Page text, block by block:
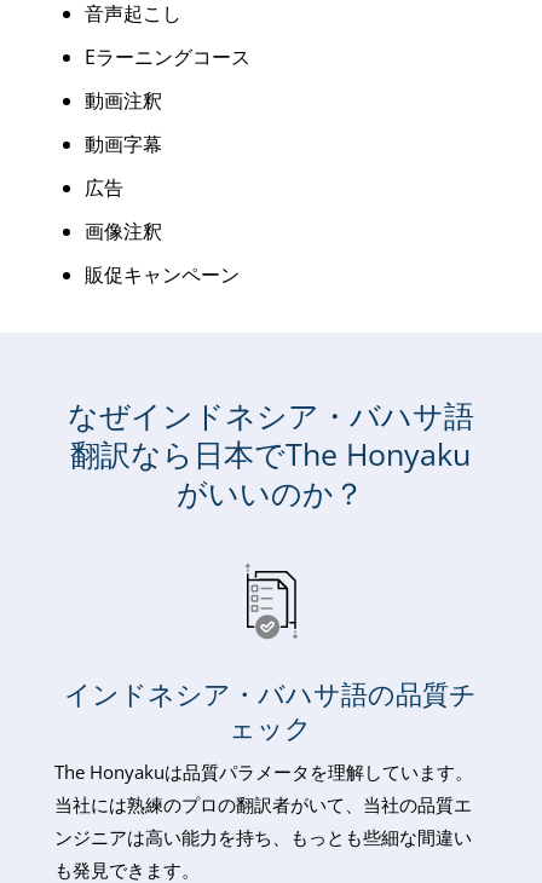
音声起こし
Eラーニングコース
動画注釈
動画字幕
広告
画像注釈
販促キャンペーン
なぜインドネシア・バハサ語
翻訳なら日本でThe Honyaku
がいいのか？
インドネシア・バハサ語の品質チ
ェック
The Honyakuは品質パラメータを理解しています。
当社には熟練のプロの翻訳者がいて、当社の品質エ
ンジニアは高い能力を持ち、もっとも些細な間違い
も発見できます。